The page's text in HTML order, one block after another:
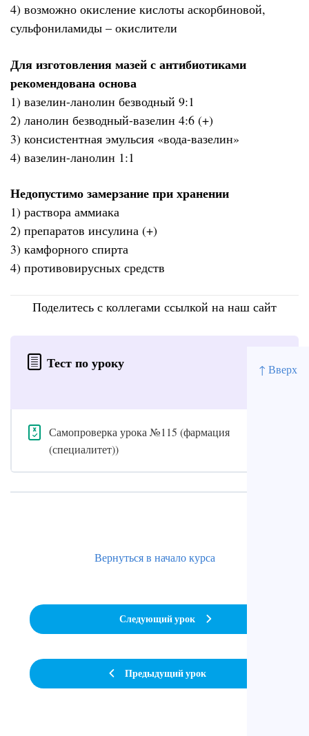
↑ Вверх
4) возможно окисление кислоты аскорбиновой,
сульфониламиды – окислители
Для изготовления мазей с антибиотиками
рекомендована основа
1) вазелин-ланолин безводный 9:1
2) ланолин безводный-вазелин 4:6 (+)
3) консистентная эмульсия «вода-вазелин»
4) вазелин-ланолин 1:1
Недопустимо замерзание при хранении
1) раствора аммиака
2) препаратов инсулина (+)
3) камфорного спирта
4) противовирусных средств
Поделитесь с коллегами ссылкой на наш сайт
Тест по уроку
Самопроверка урока №115 (фармация
(специалитет))
Предыдущий урок
Вернуться в начало курса
Следующий урок